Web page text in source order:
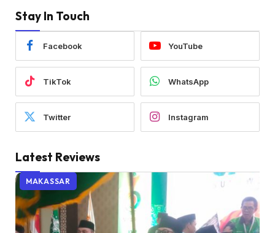
Stay In Touch
Facebook YouTube
TikTok WhatsApp
Twitter Instagram
Latest Reviews
MAKASSAR